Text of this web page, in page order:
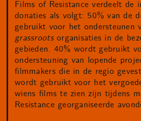
Films of Resistance verdeelt de
donaties als volgt: 50% van de
gebruikt voor het ondersteunen
grassrootsorganisaties in de
gebieden. 40% wordt gebruikt
ondersteuning van lopende
filmmakers die in de regio
wordt gebruikt voor het
wiens films te zien zijn tijdens
Resistance georganiseerde